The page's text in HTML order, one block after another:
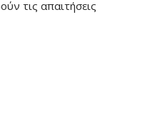
τις απαιτήσεις